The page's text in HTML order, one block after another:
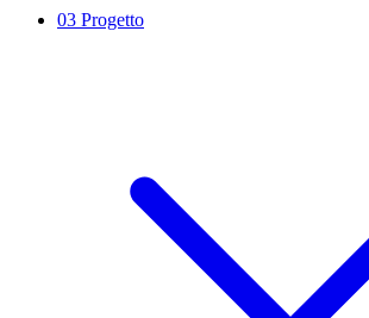
03 Progetto